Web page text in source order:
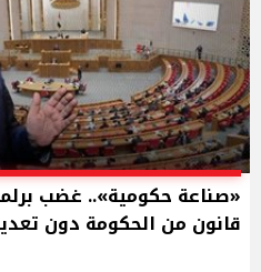
قانون من الحكومة دون